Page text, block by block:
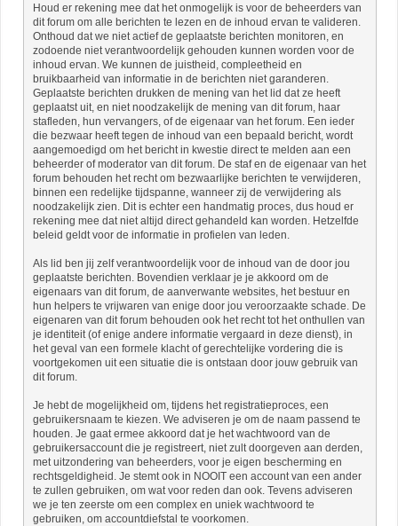
Houd er rekening mee dat het onmogelijk is voor de beheerders van
dit forum om alle berichten te lezen en de inhoud ervan te valideren.
Onthoud dat we niet actief de geplaatste berichten monitoren, en
zodoende niet verantwoordelijk gehouden kunnen worden voor de
inhoud ervan. We kunnen de juistheid, compleetheid en
bruikbaarheid van informatie in de berichten niet garanderen.
Geplaatste berichten drukken de mening van het lid dat ze heeft
geplaatst uit, en niet noodzakelijk de mening van dit forum, haar
stafleden, hun vervangers, of de eigenaar van het forum. Een ieder
die bezwaar heeft tegen de inhoud van een bepaald bericht, wordt
aangemoedigd om het bericht in kwestie direct te melden aan een
beheerder of moderator van dit forum. De staf en de eigenaar van het
forum behouden het recht om bezwaarlijke berichten te verwijderen,
binnen een redelijke tijdspanne, wanneer zij de verwijdering als
noodzakelijk zien. Dit is echter een handmatig proces, dus houd er
rekening mee dat niet altijd direct gehandeld kan worden. Hetzelfde
beleid geldt voor de informatie in profielen van leden.
Als lid ben jij zelf verantwoordelijk voor de inhoud van de door jou
geplaatste berichten. Bovendien verklaar je je akkoord om de
eigenaars van dit forum, de aanverwante websites, het bestuur en
hun helpers te vrijwaren van enige door jou veroorzaakte schade. De
eigenaren van dit forum behouden ook het recht tot het onthullen van
je identiteit (of enige andere informatie vergaard in deze dienst), in
het geval van een formele klacht of gerechtelijke vordering die is
voortgekomen uit een situatie die is ontstaan door jouw gebruik van
dit forum.
Je hebt de mogelijkheid om, tijdens het registratieproces, een
gebruikersnaam te kiezen. We adviseren je om de naam passend te
houden. Je gaat ermee akkoord dat je het wachtwoord van de
gebruikersaccount die je registreert, niet zult doorgeven aan derden,
met uitzondering van beheerders, voor je eigen bescherming en
rechtsgeldigheid. Je stemt ook in NOOIT een account van een ander
te zullen gebruiken, om wat voor reden dan ook. Tevens adviseren
we je ten zeerste om een complex en uniek wachtwoord te
gebruiken, om accountdiefstal te voorkomen.